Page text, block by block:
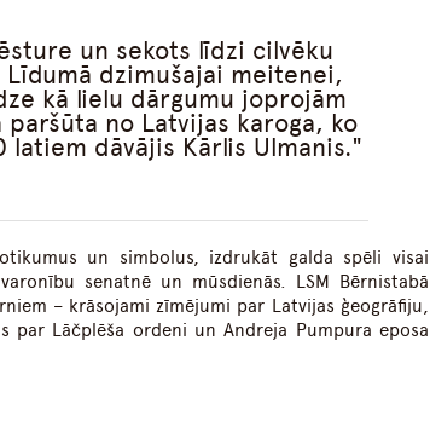
un sekots līdzi cilvēku
dzimušajai meitenei,
kā lielu dārgumu joprojām
no Latvijas karoga, ko
latiem dāvājis Kārlis Ulmanis.
un simbolus, izdrukāt galda spēli visai
senatnē un mūsdienās. LSM Bērnistabā
– krāsojami zīmējumi par Latvijas ģeogrāfiju,
Lāčplēša ordeni un Andreja Pumpura eposa